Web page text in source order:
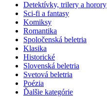
Detektívky, trilery a horory
Sci-fi a fantasy
Komiksy
Romantika
Spoločenská beletria
Klasika
Historické
Slovenská beletria
Svetová beletria
Poézia
Ďalšie kategórie